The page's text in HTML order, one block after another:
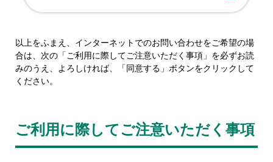
以上をふまえ、インターネットでのお問い合わせをご希望の場
合は、次の「ご利用に際してご注意いただく事項」を必ずお読
みのうえ、よろしければ、「同意する」ボタンをクリックして
ください。
ご利用に際してご注意いただく事項